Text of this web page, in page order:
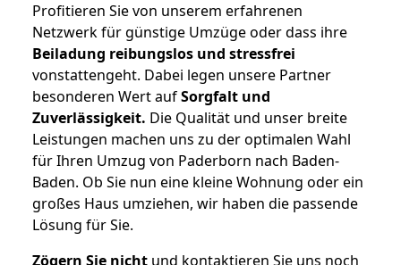
Profitieren Sie von unserem erfahrenen
Netzwerk für günstige Umzüge oder dass ihre
Beiladung reibungslos und stressfrei
vonstattengeht. Dabei legen unsere Partner
besonderen Wert aufSorgfalt und
Zuverlässigkeit. Die Qualität und unser breite
Leistungen machen uns zu der optimalen Wahl
für Ihren Umzug von Paderborn nach Baden-
Baden. Ob Sie nun eine kleine Wohnung oder ein
großes Haus umziehen, wir haben die passende
Lösung für Sie.
Zögern Sie nicht und kontaktieren Sie uns noch